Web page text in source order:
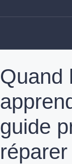
Quand
guide